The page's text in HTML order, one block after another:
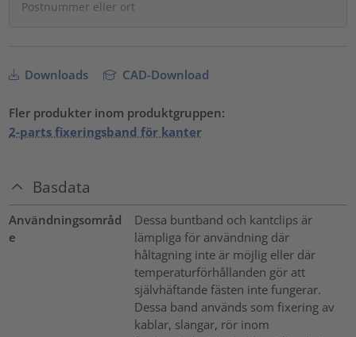
Downloads CAD-Download
Fler produkter inom produktgruppen:
2-parts fixeringsband för kanter
Basdata
Användningsområd
e
Dessa buntband och kantclips är
lämpliga för användning där
håltagning inte är möjlig eller där
temperaturförhållanden gör att
självhäftande fästen inte fungerar.
Dessa band används som fixering av
kablar, slangar, rör inom